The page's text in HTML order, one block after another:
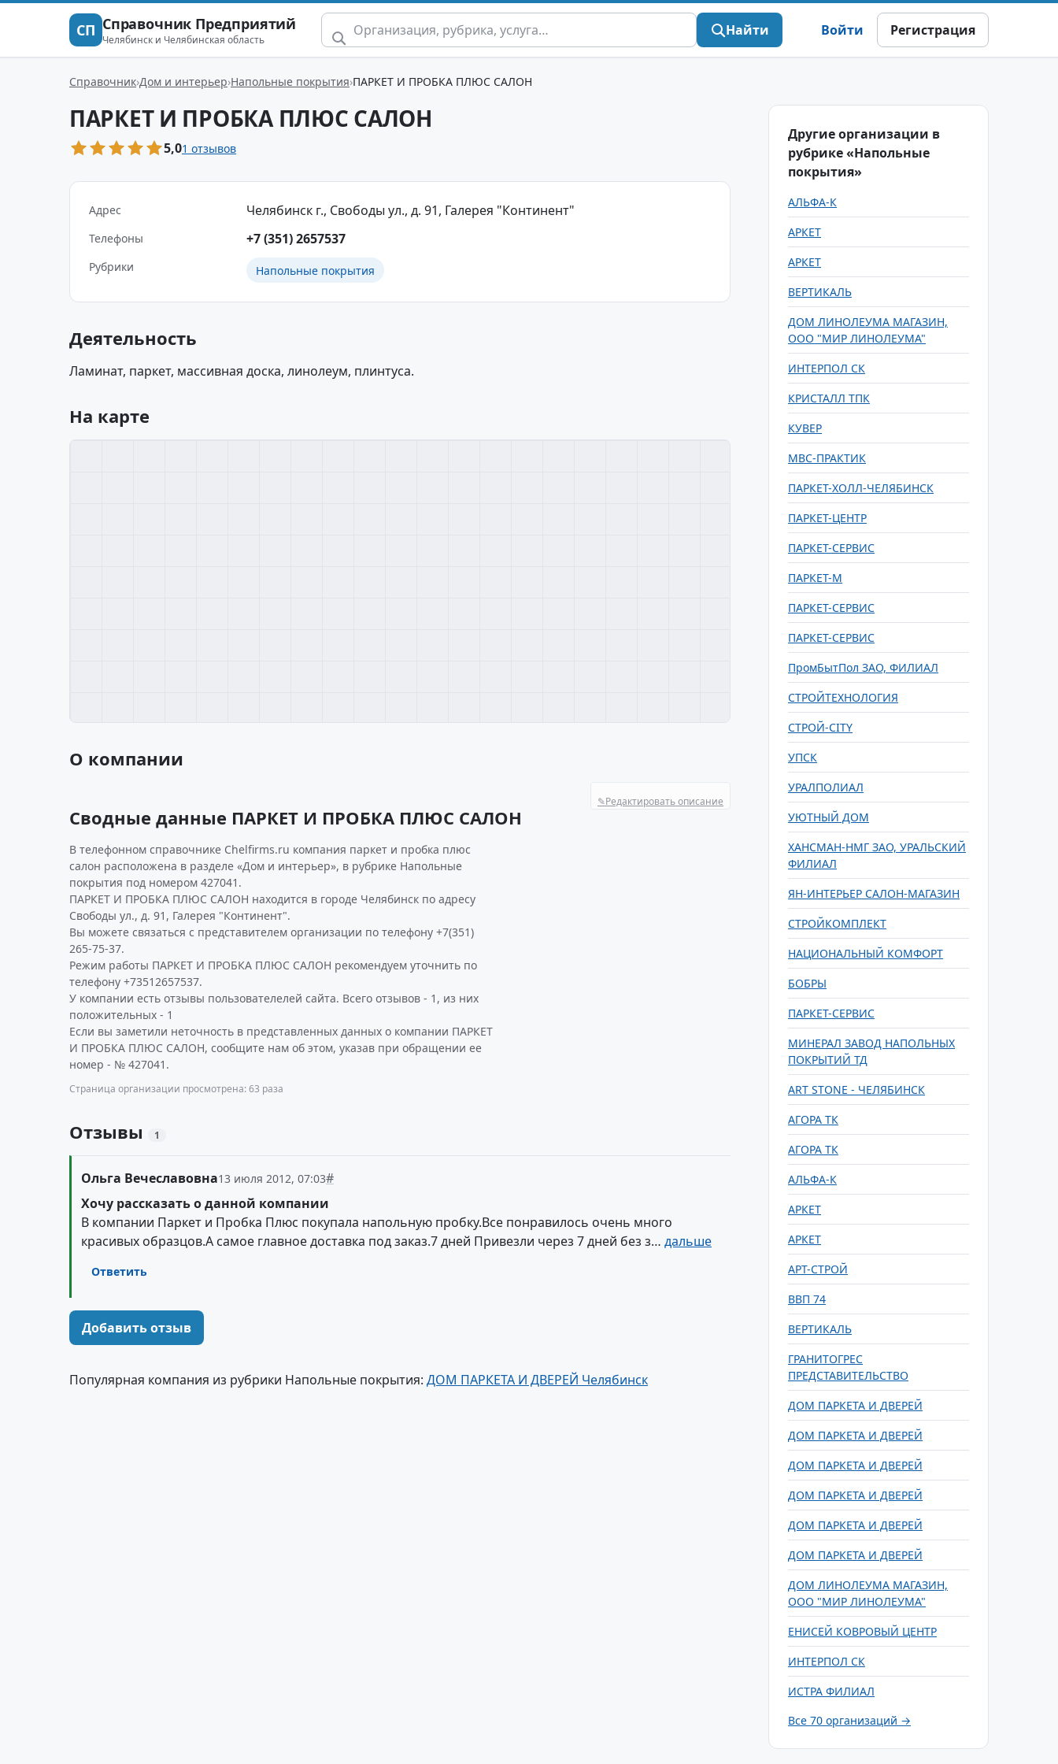
СП Справочник Предприятий
Челябинск и Челябинская область
Найти Войти Регистрация
Справочник Дом и интерьер Напольные покрытия ПАРКЕТ И ПРОБКА ПЛЮС САЛОН
ПАРКЕТ И ПРОБКА ПЛЮС САЛОН
5,01 отзывов
Адрес Челябинск г., Свободы ул., д. 91, Галерея "Континент"
Телефоны +7 (351) 2657537
Рубрики Напольные покрытия
Деятельность
Ламинат, паркет, массивная доска, линолеум, плинтуса.
На карте
О компании
✎Редактировать описание
Сводные данные ПАРКЕТ И ПРОБКА ПЛЮС САЛОН
В телефонном справочнике Chelfirms.ru компания паркет и пробка плюс
салон расположена в разделе «Дом и интерьер», в рубрике Напольные
покрытия под номером 427041.
ПАРКЕТ И ПРОБКА ПЛЮС САЛОН находится в городе Челябинск по адресу
Свободы ул., д. 91, Галерея "Континент".
Вы можете связаться с представителем организации по телефону +7(351)
265-75-37.
Режим работы ПАРКЕТ И ПРОБКА ПЛЮС САЛОН рекомендуем уточнить по
телефону +73512657537.
У компании есть отзывы пользователелей сайта. Всего отзывов - 1, из них
положительных - 1
Если вы заметили неточность в представленных данных о компании ПАРКЕТ
И ПРОБКА ПЛЮС САЛОН, сообщите нам об этом, указав при обращении ее
номер - № 427041.
Страница организации просмотрена: 63 раза
Отзывы 1
Ольга Вечеславовна13 июля 2012, 07:03#
Хочу рассказать о данной компании
В компании Паркет и Пробка Плюс покупала напольную пробку.Все понравилось очень много
красивых образцов.А самое главное доставка под заказ.7 дней Привезли через 7 дней без з… дальше
Ответить
Добавить отзыв
Популярная компания из рубрики Напольные покрытия: ДОМ ПАРКЕТА И ДВЕРЕЙ Челябинск
Другие организации в
рубрике «Напольные
покрытия»
АЛЬФА-К
АРКЕТ
АРКЕТ
ВЕРТИКАЛЬ
ДОМ ЛИНОЛЕУМА МАГАЗИН,
ООО "МИР ЛИНОЛЕУМА"
ИНТЕРПОЛ СК
КРИСТАЛЛ ТПК
КУВЕР
МВС-ПРАКТИК
ПАРКЕТ-ХОЛЛ-ЧЕЛЯБИНСК
ПАРКЕТ-ЦЕНТР
ПАРКЕТ-СЕРВИС
ПАРКЕТ-М
ПАРКЕТ-СЕРВИС
ПАРКЕТ-СЕРВИС
ПромБытПол ЗАО, ФИЛИАЛ
СТРОЙТЕХНОЛОГИЯ
СТРОЙ-CITY
УПСК
УРАЛПОЛИАЛ
УЮТНЫЙ ДОМ
ХАНСМАН-НМГ ЗАО, УРАЛЬСКИЙ
ФИЛИАЛ
ЯН-ИНТЕРЬЕР САЛОН-МАГАЗИН
СТРОЙКОМПЛЕКТ
НАЦИОНАЛЬНЫЙ КОМФОРТ
БОБРЫ
ПАРКЕТ-СЕРВИС
МИНЕРАЛ ЗАВОД НАПОЛЬНЫХ
ПОКРЫТИЙ ТД
ART STONE - ЧЕЛЯБИНСК
АГОРА ТК
АГОРА ТК
АЛЬФА-К
АРКЕТ
АРКЕТ
АРТ-СТРОЙ
ВВП 74
ВЕРТИКАЛЬ
ГРАНИТОГРЕС
ПРЕДСТАВИТЕЛЬСТВО
ДОМ ПАРКЕТА И ДВЕРЕЙ
ДОМ ПАРКЕТА И ДВЕРЕЙ
ДОМ ПАРКЕТА И ДВЕРЕЙ
ДОМ ПАРКЕТА И ДВЕРЕЙ
ДОМ ПАРКЕТА И ДВЕРЕЙ
ДОМ ПАРКЕТА И ДВЕРЕЙ
ДОМ ЛИНОЛЕУМА МАГАЗИН,
ООО "МИР ЛИНОЛЕУМА"
ЕНИСЕЙ КОВРОВЫЙ ЦЕНТР
ИНТЕРПОЛ СК
ИСТРА ФИЛИАЛ
Все 70 организаций →